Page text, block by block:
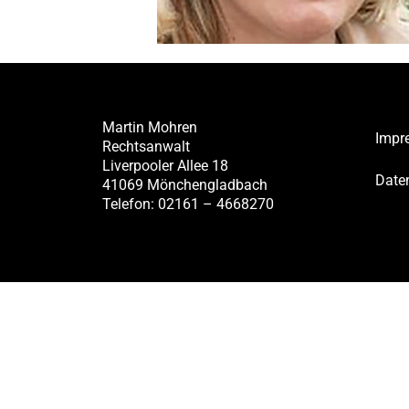
Martin Mohren
Rechtsanwalt
Liverpooler Allee 18
41069 Mönchengladbach
Telefon: 02161 – 4668270